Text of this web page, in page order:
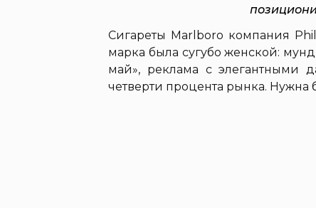
Сигареты Marlboro компания
марка была сугубо женской:
май», реклама с элегантными
четверти процента рынка. Нужна